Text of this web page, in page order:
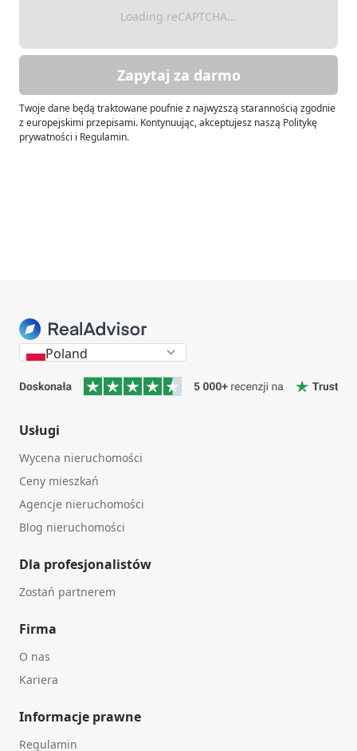
Loading reCAPTCHA...
Zapytaj za darmo
Twoje dane będą traktowane poufnie z najwyższą starannością zgodnie
z europejskimi przepisami. Kontynuując, akceptujesz naszą Politykę
prywatności i Regulamin.
Poland
Usługi
Wycena nieruchomości
Ceny mieszkań
Agencje nieruchomości
Blog nieruchomości
Dla profesjonalistów
Zostań partnerem
Firma
O nas
Kariera
Informacje prawne
Regulamin